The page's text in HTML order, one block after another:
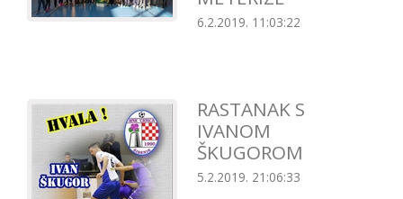
6.2.2019. 11:03:22
RASTANAK S
IVANOM
ŠKUGOROM
5.2.2019. 21:06:33